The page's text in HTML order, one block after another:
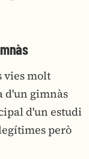
vies molt
d'un gimnàs
d'un estudi
però